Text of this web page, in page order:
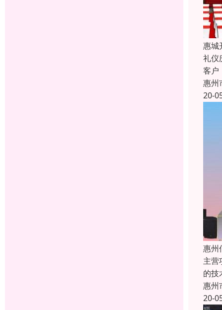
惠城
礼仪
客户
惠州
20-
惠州
主营
的技
惠州
20-